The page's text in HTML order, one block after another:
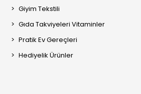
Giyim Tekstili
Gıda Takviyeleri Vitaminler
Pratik Ev Gereçleri
Hediyelik Ürünler